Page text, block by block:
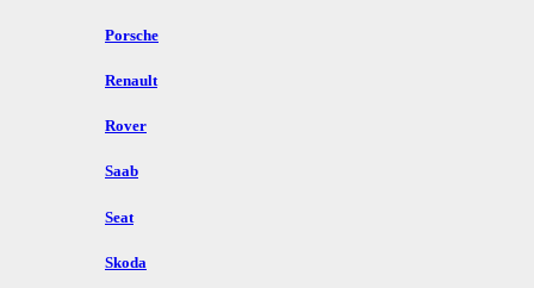
Porsche
Renault
Rover
Saab
Seat
Skoda